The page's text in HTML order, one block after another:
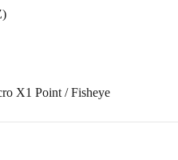
X1 Point / Fisheye